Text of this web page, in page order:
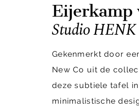
Eijerkamp
Studio
Gekenmerkt door
New Co uit de
deze subtiele tafel
minimalistische